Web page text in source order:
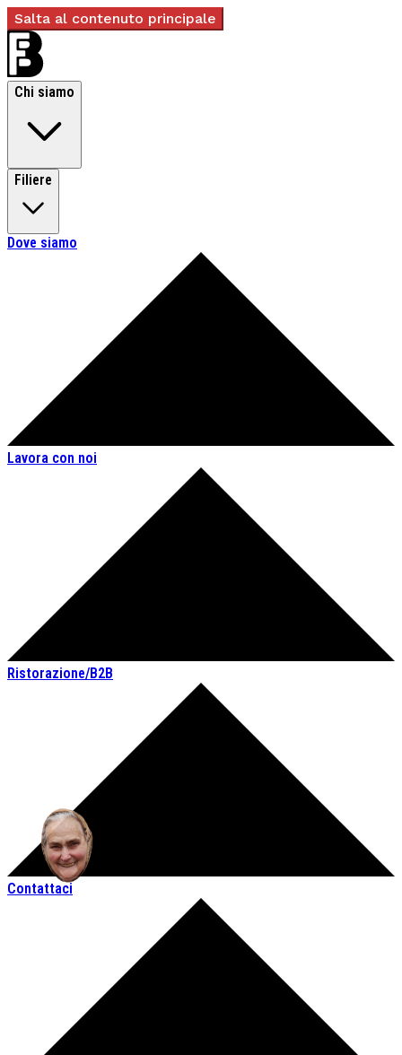
Salta al contenuto principale
Chi siamo
Filiere
Dove siamo
Lavora con noi
Ristorazione/B2B
Contattaci